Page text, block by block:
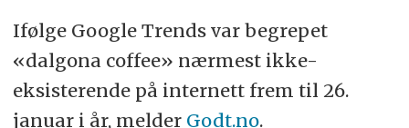
Ifølge Google Trends var begrepet
«dalgona coffee» nærmest ikke-
eksisterende på internett frem til 26.
januar i år, melder Godt.no.